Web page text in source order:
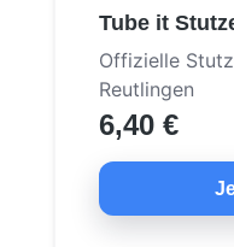
Tube it
Offizielle
Reutlingen
6,40 €